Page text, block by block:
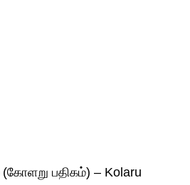
பதிகம்) – Kolaru